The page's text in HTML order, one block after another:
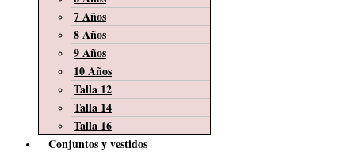
7 Años
8 Años
9 Años
10 Años
Talla 12
Talla 14
Talla 16
Conjuntos y vestidos